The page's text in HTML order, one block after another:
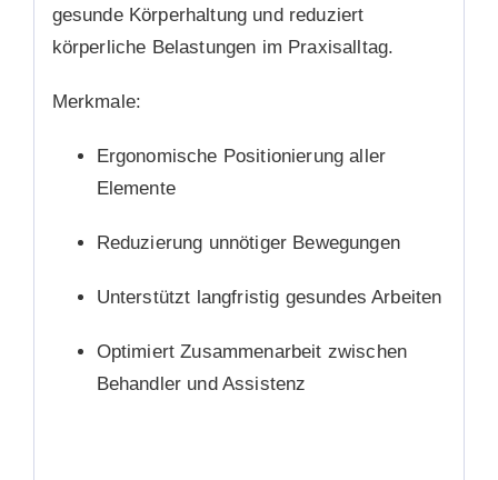
gesunde Körperhaltung und reduziert
körperliche Belastungen im Praxisalltag.
Merkmale:
Ergonomische Positionierung aller
Elemente
Reduzierung unnötiger Bewegungen
Unterstützt langfristig gesundes Arbeiten
Optimiert Zusammenarbeit zwischen
Behandler und Assistenz